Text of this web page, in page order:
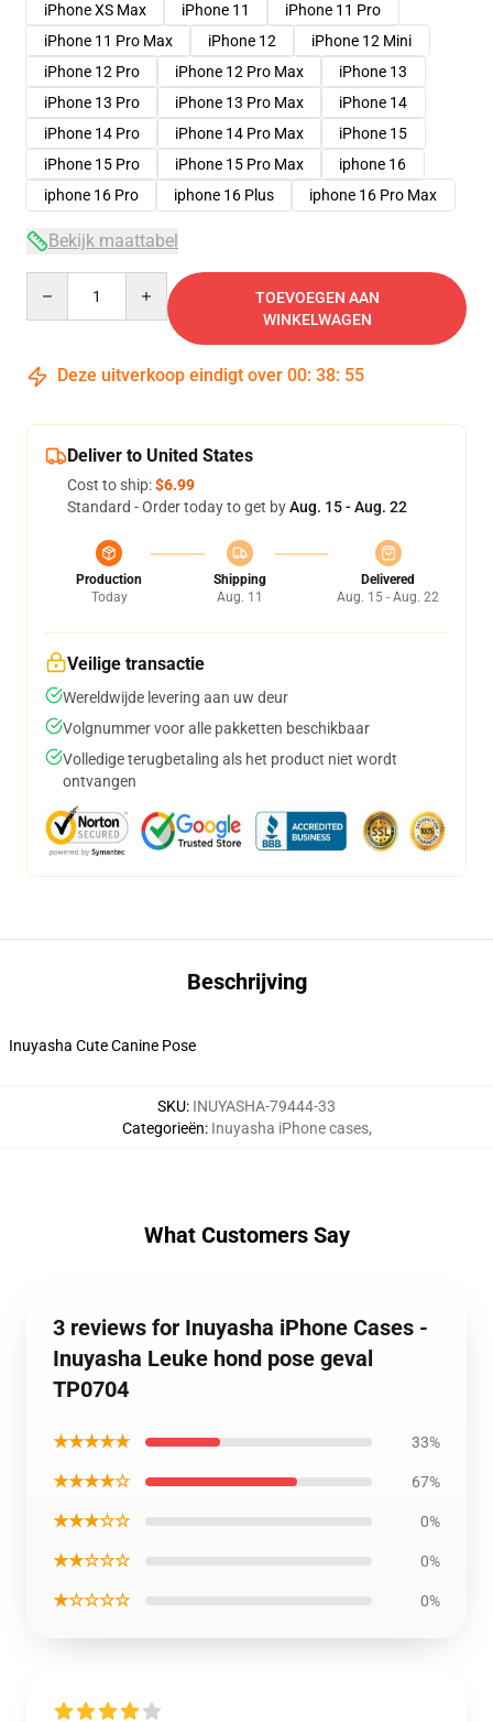
iPhone XS Max
iPhone 11
iPhone 11 Pro
iPhone 11 Pro Max
iPhone 12
iPhone 12 Mini
iPhone 12 Pro
iPhone 12 Pro Max
iPhone 13
iPhone 13 Pro
iPhone 13 Pro Max
iPhone 14
iPhone 14 Pro
iPhone 14 Pro Max
iPhone 15
iPhone 15 Pro
iPhone 15 Pro Max
iphone 16
iphone 16 Pro
iphone 16 Plus iphone 16 Pro Max
Bekijk maattabel
TOEVOEGEN AAN
WINKELWAGEN
Deze uitverkoop eindigt over 00: 38: 54
Deliver to United States
Cost to ship:$6.99
Standard - Order today to get byAug. 15 - Aug. 22
Production
Today
Shipping
Aug. 11
Delivered
Aug. 15 - Aug. 22
Veilige transactie
Wereldwijde levering aan uw deur
Volgnummer voor alle pakketten beschikbaar
Volledige terugbetaling als het product niet wordt
ontvangen
Beschrijving
Inuyasha Cute Canine Pose
SKU: INUYASHA-79444-33
Categorieën: Inuyasha iPhone cases,
What Customers Say
3 reviews for Inuyasha iPhone Cases -
Inuyasha Leuke hond pose geval
TP0704
★★★★★ 33%
★★★★☆ 67%
★★★☆☆ 0%
★★☆☆☆ 0%
★☆☆☆☆ 0%